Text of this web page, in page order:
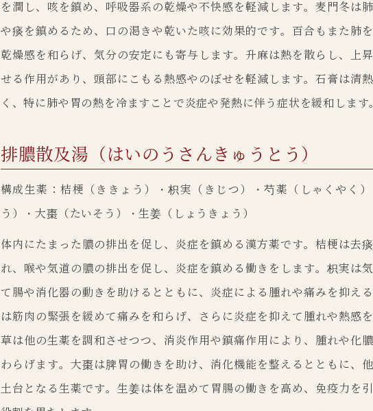
を潤し、咳を鎮め、呼吸器系の乾燥や不快感を軽減します。麦門冬は
や痰を鎮めるため、口の渇きや乾いた咳に効果的です。百合もまた肺
乾燥感を和らげ、気分の安定にも寄与します。升麻は熱を散らし、上
せる作用があり、頭部にこもる熱感やのぼせを軽減します。石膏は清
く、特に肺や胃の熱を冷ますことで炎症や発熱に伴う症状を緩和します
排膿散及湯（はいのうさんきゅうとう）
構成生薬：桔梗（ききょう）・枳実（きじつ）・芍薬（しゃくやく
う）・大棗（たいそう）・生姜（しょうきょう）
体内にたまった膿の排出を促し、炎症を鎮める漢方薬です。桔梗は去
れ、喉や気道の膿の排出を促し、炎症を鎮める働きをします。枳実は
て腸や消化器の動きを助けるとともに、炎症による腫れや痛みを抑え
は筋肉の緊張を緩めて痛みを和らげ、さらに炎症を抑えて腫れや熱感
草は他の生薬を調和させつつ、消炎作用や鎮痛作用により、腫れや化
わらげます。大棗は脾胃の働きを助け、消化機能を整えるとともに、
土台となる生薬です。生姜は体を温めて胃腸の働きを高め、免疫力を